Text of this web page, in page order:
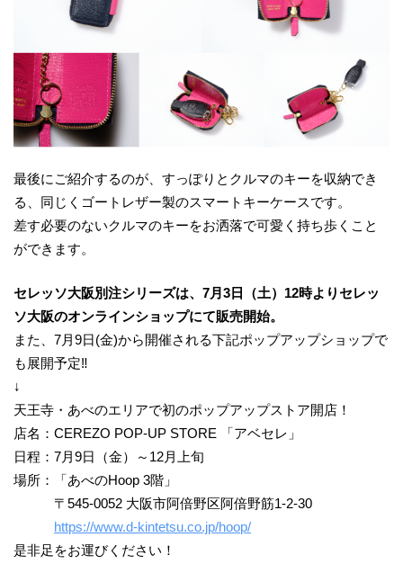
最後にご紹介するのが、すっぽりとクルマのキーを収納でき
る、同じくゴートレザー製のスマートキーケースです。
差す必要のないクルマのキーをお洒落で可愛く持ち歩くこと
ができます。
セレッソ大阪別注シリーズは、7月3日（土）12時よりセレッ
ソ大阪のオンラインショップにて販売開始。
また、7月9日(金)から開催される下記ポップアップショップで
も展開予定‼
↓
天王寺・あべのエリアで初のポップアップストア開店！
店名：CEREZO POP-UP STORE 「アベセレ」
日程：7月9日（金）～12月上旬
場所：「あべのHoop 3階」
〒545-0052 大阪市阿倍野区阿倍野筋1-2-30
https://www.d-kintetsu.co.jp/hoop/
是⾮⾜をお運びください！